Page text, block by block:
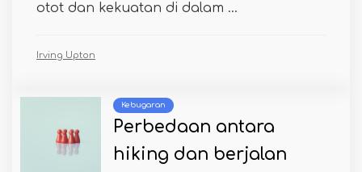
otot dan kekuatan di dalam ...
Irving Upton
Kebugaran
Perbedaan antara
hiking dan berjalan